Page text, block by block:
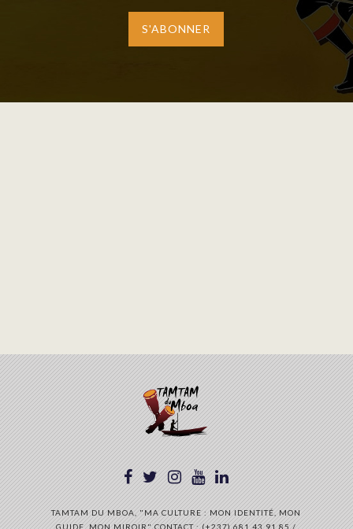
TAMTAM DU MBOA, "MA CULTURE : MON IDENTITÉ, MON
GUIDE, MON MIROIR" CONTACT : (+237) 681 43 91 85 /